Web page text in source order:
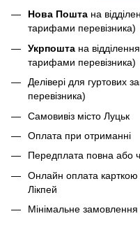
Нова Пошта на
тарифами перевізника)
Укрпошта на
тарифами перевізника)
Делівері для гуртових
перевізника)
Самовивіз місто Луцьк
Оплата при отриманні
Передплата повна або
Онлайн оплата карткою
Лікпей
Мінімальне замовлення